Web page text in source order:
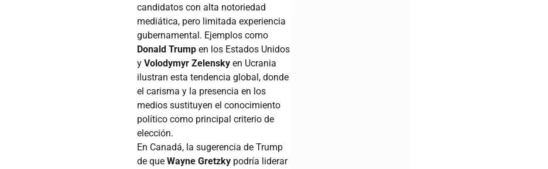
candidatos con alta notoriedad
mediática, pero limitada experiencia
gubernamental. Ejemplos como
Donald Trumpen los Estados Unidos
y Volodymyr Zelensky en Ucrania
ilustran esta tendencia global, donde
el carisma y la presencia en los
medios sustituyen el conocimiento
político como principal criterio de
elección.
En Canadá, la sugerencia de Trump
de que Wayne Gretzky podría liderar